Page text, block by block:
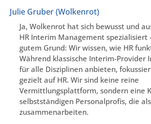
Julie Gruber (Wolkenrot)
Ja, Wolkenrot hat sich bewusst und
HR Interim Management spezialisiert
gutem Grund: Wir wissen, wie HR
Während klassische Interim-Provider
für alle Disziplinen anbieten,
gezielt auf HR. Wir sind keine reine
Vermittlungsplattform, sondern eine
selbstständigen Personalprofis, die
zusammenarbeiten.